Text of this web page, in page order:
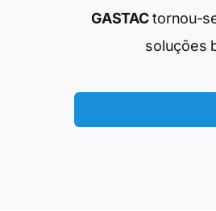
GASTACtornou-
soluções